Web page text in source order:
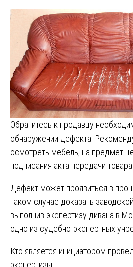
Обратитесь к продавцу
обнаружении дефекта.
осмотреть мебель, на предмет
подписания акта передачи товара.
Дефект может проявиться в
таком случае доказать
выполнив экспертизу дивана в
одно из судебно-экспертных
Кто является инициатором
экспертизы